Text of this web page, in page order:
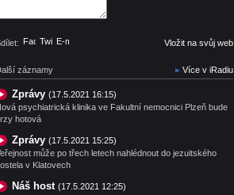
Facebook
TwitterE-mail Vložit na svůj web
záznamy Více v iRadiu
Zprávy (17.5.2021 16:15)
psychiatrická klinika ve Fakultní nemocnici Plzeň bude
hotová
Zprávy (17.5.2021 15:25)
může po třech letech nahlédnout do jezuitského
v Klatovech
Náš host (17.5.2021 12:25)